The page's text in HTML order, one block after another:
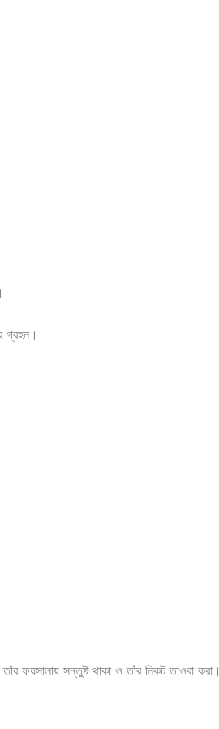
গ্রহন।
ফয়সালায় সন্তুষ্ট থাকা ও তাঁর নিকট তাওবা করা।